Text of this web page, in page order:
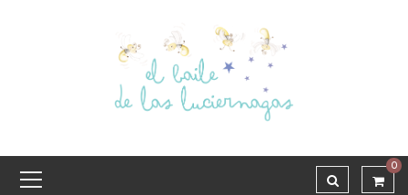
0